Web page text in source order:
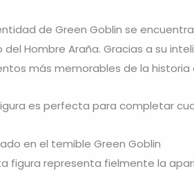
de Green Goblin se
Hombre Araña. Gracias a su
más memorables de la historia
es perfecta para completar
en el temible Green Goblin
figura representa fielmente la